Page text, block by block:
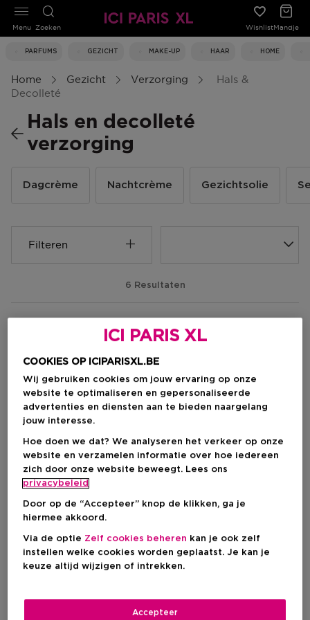
Zoeken WishlistMandje
PARFUMS GEZICHT MAKE-UP HAAR HOME
Menu
Home Gezicht Verzorging
Hals &
Decolleté
Hals en decolleté
verzorging
Dagcrème Nachtcrème Gezichtsolie
Filteren
6 Resultaten
CLINIQUE
Smart Clinical Repair™ Wrinkle Correcting Cream
Hydraterende Dag-En
Nachtcrème - Anti-Aging
Crème Pour Le Cou Formule
Verstevigende
Huidverzorging Voor De Hals
Kortingsprijs
€ 143,65
ICI PARIS XL
COOKIES OP ICIPARISXL.BE
Wij gebruiken cookies om jouw ervaring op onze
website te optimaliseren en gepersonaliseerde
advertenties en diensten aan te bieden naargelang
jouw interesse.
Hoe doen we dat? We analyseren het verkeer op onze
website en verzamelen informatie over hoe iedereen
zich door onze website beweegt. Lees ons
privacybeleid
Door op de “Accepteer” knop de klikken, ga je
hiermee akkoord.
Via de optie Zelf cookies beheren kan je ook zelf
instellen welke cookies worden geplaatst. Je kan je
keuze altijd wijzigen of intrekken.
Accepteer